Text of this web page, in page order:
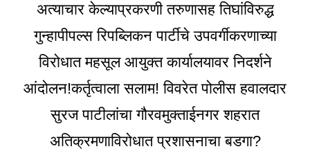
अत्याचार केल्याप्रकरणी तरुणासह तिघांविरुद्ध
गुन्हापीपल्स रिपब्लिकन पार्टीचे उपवर्गीकरणाच्या
विरोधात महसूल आयुक्त कार्यालयावर निदर्शने
आंदोलन!कर्तृत्वाला सलाम! विवरेत पोलीस हवालदार
सुरज पाटीलांचा गौरवमुक्ताईनगर शहरात
अतिक्रमणाविरोधात प्रशासनाचा बडगा?